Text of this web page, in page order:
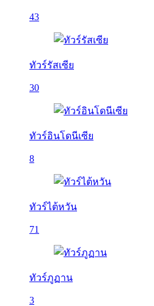
43
ทัวร์รัสเซีย
30
ทัวร์อินโดนีเซีย
8
ทัวร์ไต้หวัน
71
ทัวร์ภูฏาน
3